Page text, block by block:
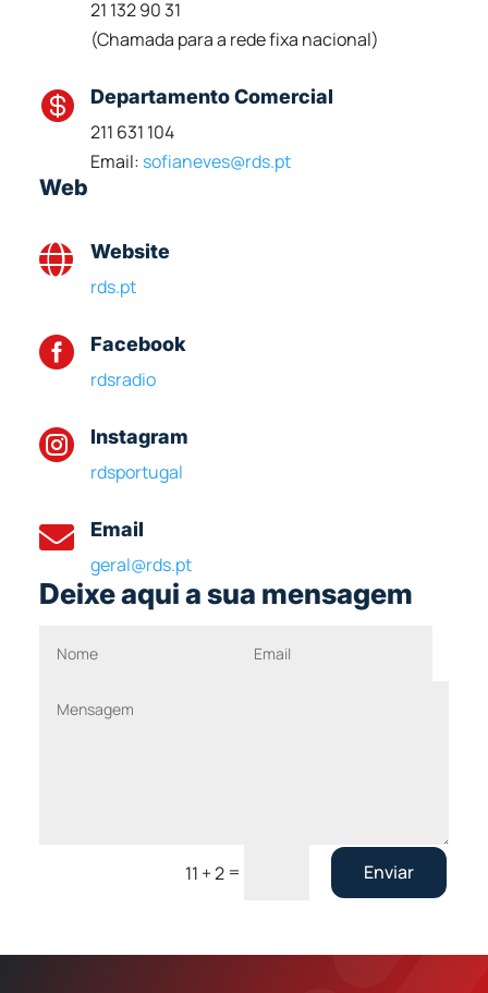
21 132 90 31
(Chamada para a rede fixa nacional)
 Departamento Comercial
211 631 104
Email: sofianeves@rds.pt
Web
 Website
rds.pt
 Facebook
rdsradio
 Instagram
rdsportugal
 Email
geral@rds.pt
Deixe aqui a sua mensagem
11 + 2 = Enviar